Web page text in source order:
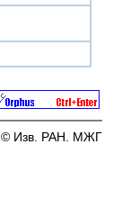
© Изв. РАН. МЖГ